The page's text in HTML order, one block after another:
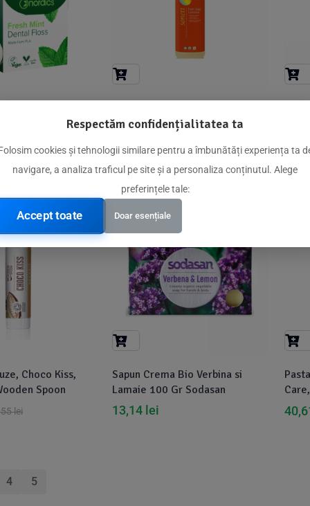
lei
ecologic spumant cu galbenele
47,83lei
Choco Kiss,
Spoon
lei
Sapun Crema Bio Verbina si
Lamaie 100 Gr Sodasan
13,14 lei
4 5
Respectăm confidențialitatea ta
cookies și tehnologii similare pentru a îmbunătăți experiența ta
navigare, a analiza traficul pe site și a personaliza conținutul. Alege
preferințele tale:
Accept toate Doar esențiale